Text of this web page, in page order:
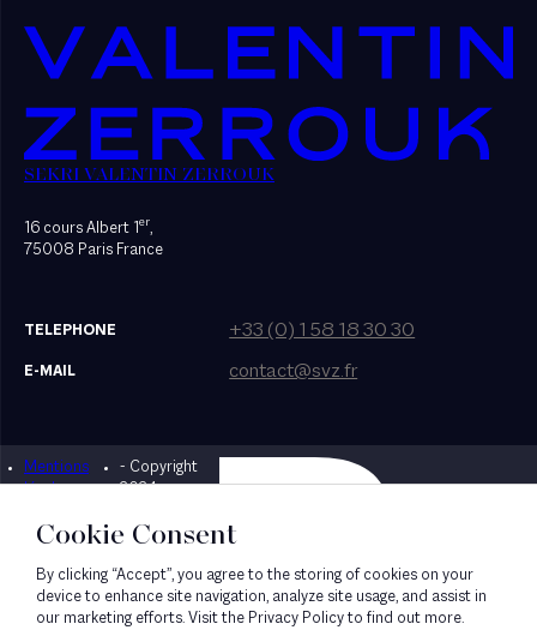
SEKRI VALENTIN ZERROUK
16 cours Albert 1er,
75008 Paris France
TELEPHONE +33 (0) 1 58 18 30 30
E-MAIL contact@svz.fr
Mentions
légales
- Copyright
2024
Designed by Bonhomme
Cookie Consent
By clicking “Accept”, you agree to the storing of cookies on your
device to enhance site navigation, analyze site usage, and assist in
our marketing efforts. Visit the Privacy Policy to find out more.